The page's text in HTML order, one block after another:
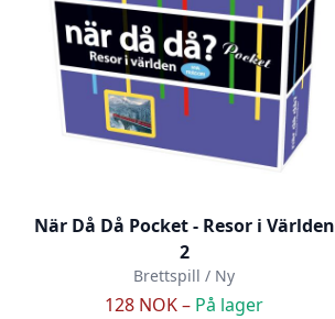
När Då Då Pocket - Resor i Världen
2
Brettspill / Ny
128 NOK – På lager